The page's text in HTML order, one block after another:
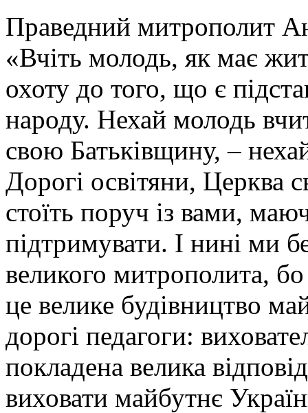
Праведний митрополит
«Вчіть молодь, як має
охоту до того, що є
народу. Нехай молодь
свою Батьківщину, –
Дорогі освітяни, Церква
стоїть поруч із вами,
підтримувати. І нині ми
великого митрополита,
це велике будівництво
дорогі педагоги:
покладена велика
виховати майбутнє